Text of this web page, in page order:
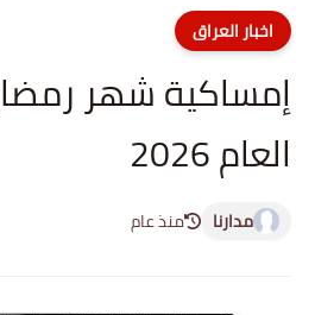
اخبار العراق
العام 2026
مدارنا منذ عام